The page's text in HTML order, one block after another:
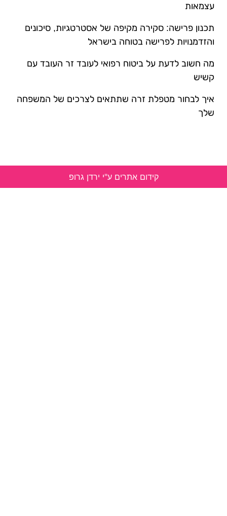
עצמאות
תכנון פרישה: סקירה מקיפה של אסטרטגיות, סיכונים
והזדמנויות לפרישה בטוחה בישראל
מה חשוב לדעת על ביטוח רפואי לעובד זר העובד עם
קשיש
איך לבחור מטפלת זרה שתתאים לצרכים של המשפחה
שלך
קידום אתרים ע"י ירדן גרופ